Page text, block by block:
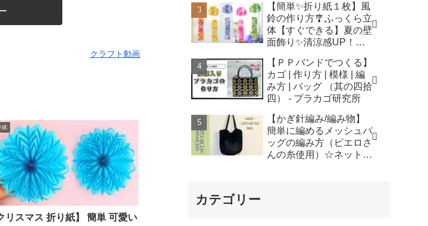
クラフト動画
紙
リスマス 折り紙】 簡単 可愛い
【簡単✨折り紙１枚】風
鈴の作り方🎐ふっくら立
体【すぐできる】夏の壁
面飾り✨清涼感UP！無
Origami Wind Chimes -
はなみこと
【ＰＰバンドでつくる】
カゴ | 作り方 | 模様 | 編
み方 | バッグ （其の四拾
四） - プラカゴ研究所
【かぎ針編み/編み物】
簡単に編めるメッシュバ
ッグの編み方（ピエロさ
んの糸使用）☆ネットバ
カテゴリー